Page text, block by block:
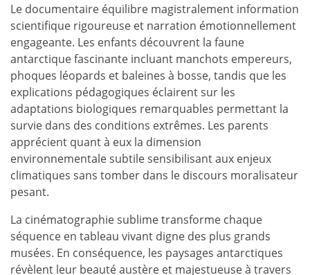
Le documentaire équilibre magistralement information
scientifique rigoureuse et narration émotionnellement
engageante. Les enfants découvrent la faune
antarctique fascinante incluant manchots empereurs,
phoques léopards et baleines à bosse, tandis que les
explications pédagogiques éclairent sur les
adaptations biologiques remarquables permettant la
survie dans des conditions extrêmes. Les parents
apprécient quant à eux la dimension
environnementale subtile sensibilisant aux enjeux
climatiques sans tomber dans le discours moralisateur
pesant.
La cinématographie sublime transforme chaque
séquence en tableau vivant digne des plus grands
musées. En conséquence, les paysages antarctiques
révèlent leur beauté austère et majestueuse à travers